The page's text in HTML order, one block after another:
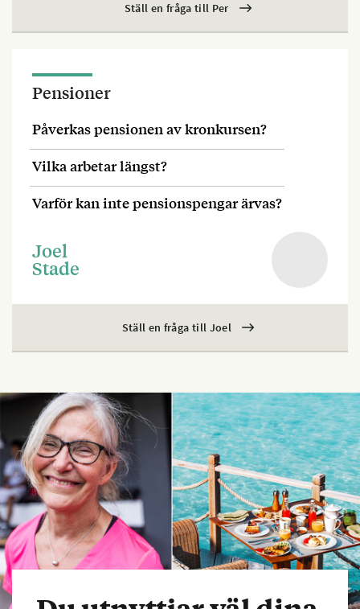
Ställ en fråga till Per
Pensioner
Påverkas pensionen av kronkursen?
Vilka arbetar längst?
Varför kan inte pensionspengar ärvas?
Joel
Stade
Ställ en fråga till Joel